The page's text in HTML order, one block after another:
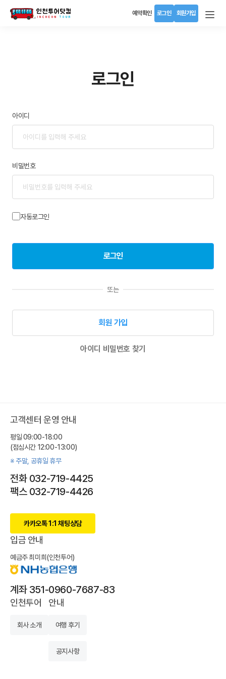
예약확인 로그인 회원가입
로그인
아이디
비밀번호
자동로그인
또는
회원 가입
아이디 비밀번호 찾기
고객센터 운영 안내
평일 09:00-18:00
(점심시간 12:00-13:00)
※ 주말, 공휴일 휴무
전화 032-719-4425
팩스 032-719-4426
카카오톡 1:1 채팅상담
입금 안내
예금주 최미희(인천투어)
계좌 351-0960-7687-83
인천투어
회사 소개
안내
여행 후기
공지사항